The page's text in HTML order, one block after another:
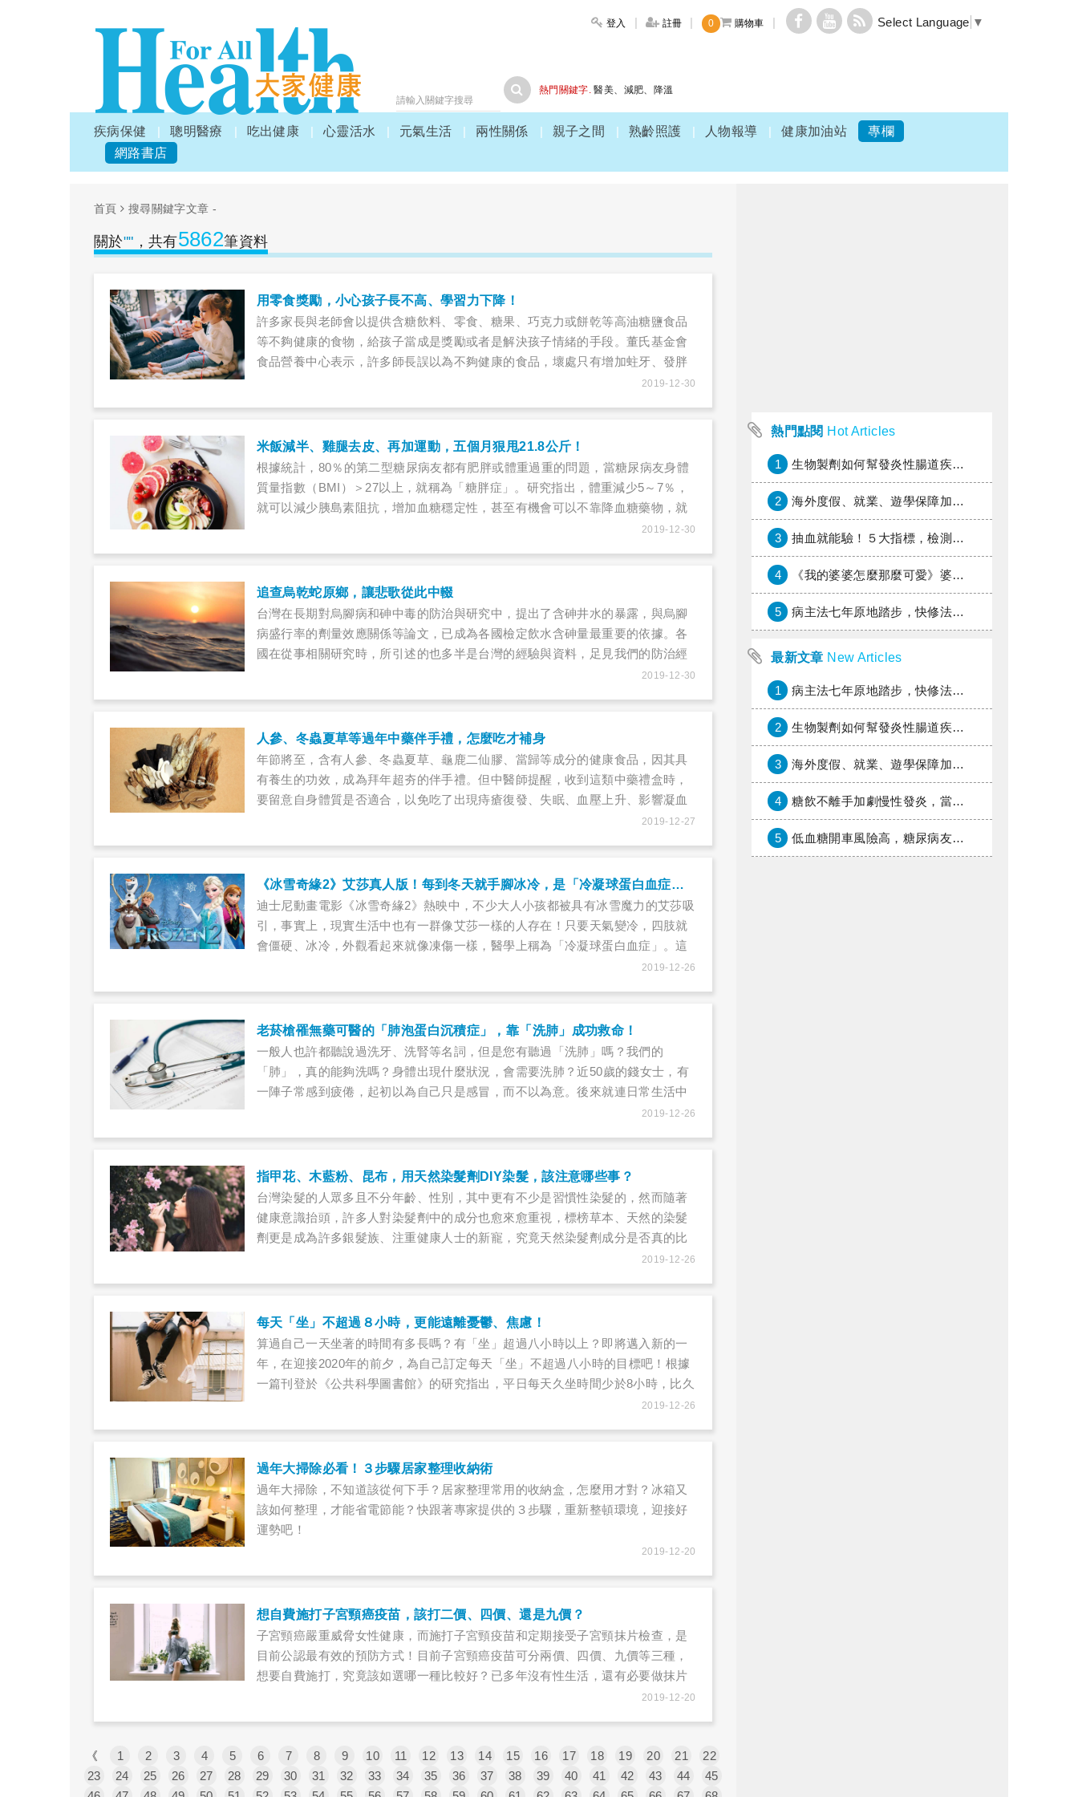
登入 註冊 0 購物車 Select Language ▼
熱門關鍵字. 醫美、 減肥、 降溫
疾病保健 聰明醫療 吃出健康 心靈活水 元氣生活 兩性關係 親子之間 熟齡照護 人物報導 健康加油站
專欄
網路書店
首頁 搜尋關鍵字文章 -
關於"" ，共有5862筆資料
用零食獎勵，小心孩子長不高、學習力下降！
許多家長與老師會以提供含糖飲料、零食、糖果、巧克力或餅乾等高油糖鹽食品
等不夠健康的食物，給孩子當成是獎勵或者是解決孩子情緒的手段。董氏基金會
食品營養中心表示，許多師長誤以為不夠健康的食品，壞處只有增加蛀牙、發胖
的機率，但其實還容易造成長不高、增加過動、提升未來罹患慢性病的風險、甚
2019-12-30
米飯減半、雞腿去皮、再加運動，五個月狠甩21.8公斤！
根據統計，80％的第二型糖尿病友都有肥胖或體重過重的問題，當糖尿病友身體
質量指數（BMI）＞27以上，就稱為「糖胖症」。研究指出，體重減少5～7％，
就可以減少胰島素阻抗，增加血糖穩定性，甚至有機會可以不靠降血糖藥物，就
達到改善糖胖症的目標。像是今年27歲的蕭先生，靠著飲食控制和運動，沒有動
2019-12-30
追查烏乾蛇原鄉，讓悲歌從此中輟
台灣在長期對烏腳病和砷中毒的防治與研究中，提出了含砷井水的暴露，與烏腳
病盛行率的劑量效應關係等論文，已成為各國檢定飲水含砷量最重要的依據。各
國在從事相關研究時，所引述的也多半是台灣的經驗與資料，足見我們的防治經
驗是世人借鏡的珍貴史料。這些前輩花費無數心力，和以病患血淚所換取來的教
2019-12-30
人參、冬蟲夏草等過年中藥伴手禮，怎麼吃才補身
年節將至，含有人參、冬蟲夏草、龜鹿二仙膠、當歸等成分的健康食品，因其具
有養生的功效，成為拜年超夯的伴手禮。但中醫師提醒，收到這類中藥禮盒時，
要留意自身體質是否適合，以免吃了出現痔瘡復發、失眠、血壓上升、影響凝血
功能等症狀。此外，也要注意食用時機，才能避免與其它食物交互影響，影響身
2019-12-27
《冰雪奇緣2》艾莎真人版！每到冬天就手腳冰冷，是「冷凝球蛋白血症」嗎？
迪士尼動畫電影《冰雪奇緣2》熱映中，不少大人小孩都被具有冰雪魔力的艾莎吸
引，事實上，現實生活中也有一群像艾莎一樣的人存在！只要天氣變冷，四肢就
會僵硬、冰冷，外觀看起來就像凍傷一樣，醫學上稱為「冷凝球蛋白血症」。這
類患者體內的免疫球蛋白在低溫時會在血管凝結，就像水管結霜一樣；嚴重的
2019-12-26
老菸槍罹無藥可醫的「肺泡蛋白沉積症」，靠「洗肺」成功救命！
一般人也許都聽說過洗牙、洗腎等名詞，但是您有聽過「洗肺」嗎？我們的
「肺」，真的能夠洗嗎？身體出現什麼狀況，會需要洗肺？近50歲的錢女士，有
一陣子常感到疲倦，起初以為自己只是感冒，而不以為意。後來就連日常生活中
2019-12-26
指甲花、木藍粉、昆布，用天然染髮劑DIY染髮，該注意哪些事？
台灣染髮的人眾多且不分年齡、性別，其中更有不少是習慣性染髮的，然而隨著
健康意識抬頭，許多人對染髮劑中的成分也愈來愈重視，標榜草本、天然的染髮
劑更是成為許多銀髮族、注重健康人士的新寵，究竟天然染髮劑成分是否真的比
較安全？想DIY用指甲花、木藍粉、昆布等天然成分來染髮，該注意什麼？2019-12-26
每天「坐」不超過８小時，更能遠離憂鬱、焦慮！
算過自己一天坐著的時間有多長嗎？有「坐」超過八小時以上？即將邁入新的一
年，在迎接2020年的前夕，為自己訂定每天「坐」不超過八小時的目標吧！根據
一篇刊登於《公共科學圖書館》的研究指出，平日每天久坐時間少於8小時，比久
2019-12-26
過年大掃除必看！３步驟居家整理收納術
過年大掃除，不知道該從何下手？居家整理常用的收納盒，怎麼用才對？冰箱又
該如何整理，才能省電節能？快跟著專家提供的３步驟，重新整頓環境，迎接好
運勢吧！
2019-12-20
想自費施打子宮頸癌疫苗，該打二價、四價、還是九價？
子宮頸癌嚴重威脅女性健康，而施打子宮頸疫苗和定期接受子宮頸抹片檢查，是
目前公認最有效的預防方式！目前子宮頸癌疫苗可分兩價、四價、九價等三種，
想要自費施打，究竟該如選哪一種比較好？已多年沒有性生活，還有必要做抹片
檢查嗎？引起子宮頸癌的人類乳突病毒（HPV）主要透過性行為傳染，所以處女
2019-12-20
《 1 2 3 4 5 6 7 8 9 10 11 12 13 14 15 16 17 18 19 20 21
22
23
24 25 26 27 28 29 30 31 32 33 34 35 36 37 38 39 40 41 42 43 44
45
熱門點閱 Hot Articles
1 生物製劑如何幫發炎性腸道疾病患者抗潰瘍？治療進展與健保給付困境一次看
2 海外度假、就業、遊學保障加倍，富邦產險「一期逐夢」專案加碼遠距醫療與緊急救援
3 抽血就能驗！５大指標，檢測身體是否發炎
4 《我的婆婆怎麼那麼可愛》婆婆希望媳婦放棄領取已故兒子身故理賠金，可以這樣做嗎？
5 病主法七年原地踏步，快修法讓病人自主決定善終
最新文章 New Articles
1 病主法七年原地踏步，快修法讓病人自主決定善終
2 生物製劑如何幫發炎性腸道疾病患者抗潰瘍？治療進展與健保給付困境一次看
3 海外度假、就業、遊學保障加倍，富邦產險「一期逐夢」專案加碼遠距醫療與緊急救援
4 糖飲不離手加劇慢性發炎，當心老化與慢性病提早報到
5 低血糖開車風險高，糖尿病友上路必學的安全守則